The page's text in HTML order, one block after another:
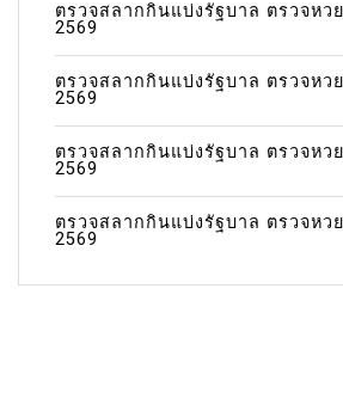
ตรวจสลากกินแบ่งรัฐบาล ตรวจหว
2569
ตรวจสลากกินแบ่งรัฐบาล ตรวจหว
2569
ตรวจสลากกินแบ่งรัฐบาล ตรวจหว
2569
ตรวจสลากกินแบ่งรัฐบาล ตรวจหว
2569